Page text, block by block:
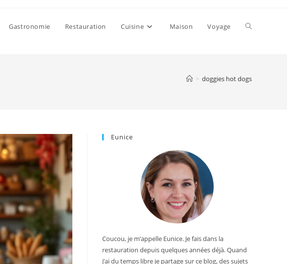
Gastronomie Restauration Cuisine Maison Voyage Toggle
> doggies hot dogs
Eunice
Coucou, je m’appelle Eunice. Je fais dans la
restauration depuis quelques années déjà. Quand
j’ai du temps libre je partage sur ce blog, des sujets